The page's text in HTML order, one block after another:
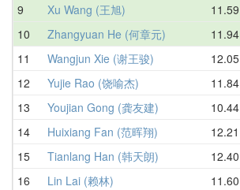
9 Xu Wang (王旭) 11.59
10 Zhangyuan He (何章元) 11.94
11 Wangjun Xie (谢王骏) 12.05
12 Yujie Rao (饶喻杰) 11.84
13 Youjian Gong (龚友建) 10.44
14 Huixiang Fan (范晖翔) 12.21
15 Tianlang Han (韩天朗) 12.40
16 Lin Lai (赖林) 11.60